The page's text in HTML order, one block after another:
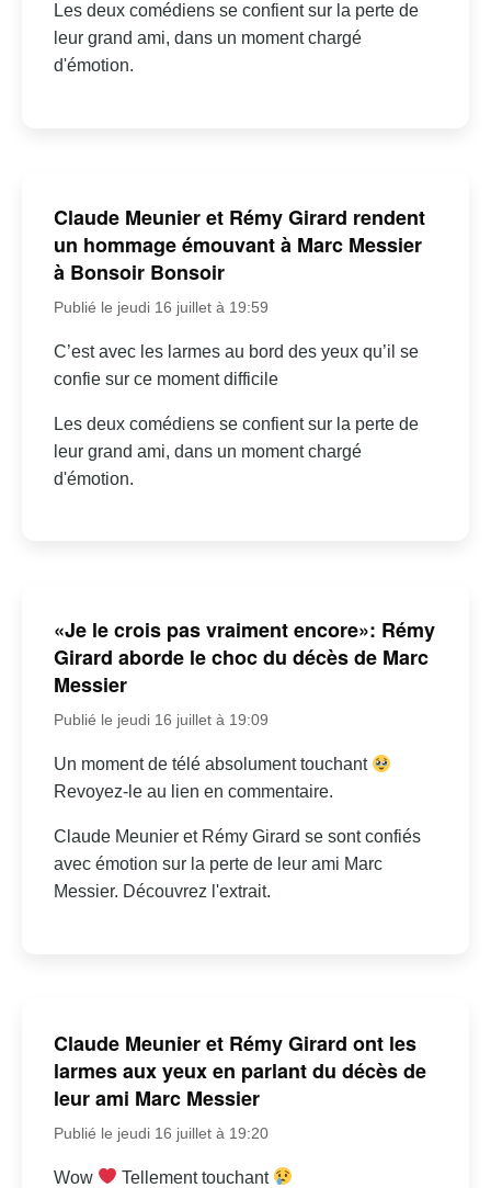
Les deux comédiens se confient sur la perte de
leur grand ami, dans un moment chargé
d'émotion.
Claude Meunier et Rémy Girard rendent
un hommage émouvant à Marc Messier
à Bonsoir Bonsoir
Publié le jeudi 16 juillet à 19:59
C’est avec les larmes au bord des yeux qu’il se
confie sur ce moment difficile
Les deux comédiens se confient sur la perte de
leur grand ami, dans un moment chargé
d'émotion.
«Je le crois pas vraiment encore»: Rémy
Girard aborde le choc du décès de Marc
Messier
Publié le jeudi 16 juillet à 19:09
Un moment de télé absolument touchant
Revoyez-le au lien en commentaire.
Claude Meunier et Rémy Girard se sont confiés
avec émotion sur la perte de leur ami Marc
Messier. Découvrez l'extrait.
Claude Meunier et Rémy Girard ont les
larmes aux yeux en parlant du décès de
leur ami Marc Messier
Publié le jeudi 16 juillet à 19:20
Wow Tellement touchant